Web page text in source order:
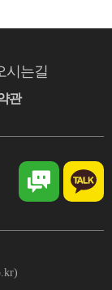
시는길
관